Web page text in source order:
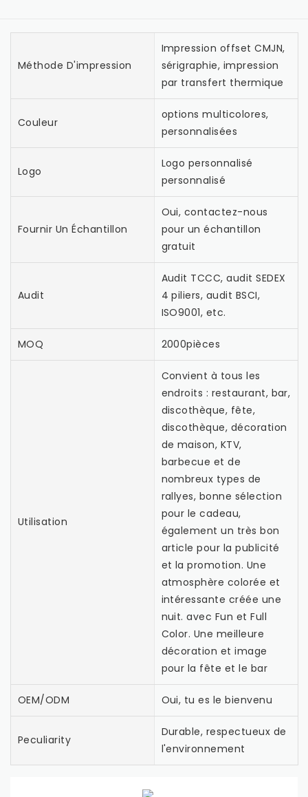
Méthode D'impression
Impression offset CMJN,
sérigraphie, impression
par transfert thermique
Couleur
options multicolores,
personnalisées
Logo
Logo personnalisé
personnalisé
Fournir Un Échantillon
Oui, contactez-nous
pour un échantillon
gratuit
Audit
Audit TCCC, audit SEDEX
4 piliers, audit BSCI,
ISO9001, etc.
MOQ 2000pièces
Utilisation
Convient à tous les
endroits : restaurant, bar,
discothèque, fête,
discothèque, décoration
de maison, KTV,
barbecue et de
nombreux types de
rallyes, bonne sélection
pour le cadeau,
également un très bon
article pour la publicité
et la promotion. Une
atmosphère colorée et
intéressante créée une
nuit. avec Fun et Full
Color. Une meilleure
décoration et image
pour la fête et le bar
OEM/ODM Oui, tu es le bienvenu
Peculiarity
Durable, respectueux de
l'environnement